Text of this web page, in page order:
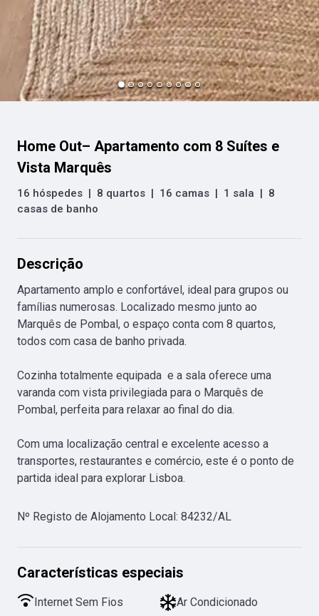
Home Out– Apartamento com 8 Suítes e
Vista Marquês
16 hóspedes | 8 quartos | 16 camas | 1 sala | 8
casas de banho
Descrição
Apartamento amplo e confortável, ideal para grupos ou
famílias numerosas. Localizado mesmo junto ao
Marquês de Pombal, o espaço conta com 8 quartos,
todos com casa de banho privada.
Cozinha totalmente equipada  e a sala oferece uma
varanda com vista privilegiada para o Marquês de
Pombal, perfeita para relaxar ao final do dia.
Com uma localização central e excelente acesso a
transportes, restaurantes e comércio, este é o ponto de
partida ideal para explorar Lisboa.
Nº Registo de Alojamento Local: 84232/AL
Características especiais
Internet Sem Fios Ar Condicionado